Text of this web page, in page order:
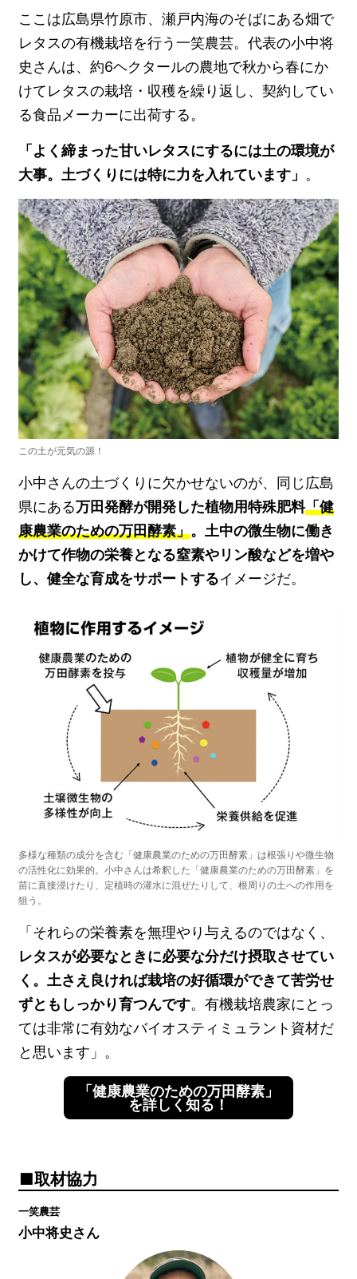
ここは広島県竹原市、瀬戸内海のそばにある畑で
レタスの有機栽培を行う一笑農芸。代表の小中将
史さんは、約6ヘクタールの農地で秋から春にか
けてレタスの栽培・収穫を繰り返し、契約してい
る食品メーカーに出荷する。
「よく締まった甘いレタスにするには土の環境が
大事。土づくりには特に力を入れています」 。
この土が元気の源！
小中さんの土づくりに欠かせないのが、同じ広島
県にある万田発酵が開発した植物用特殊肥料「健
康農業のための万田酵素」。土中の微生物に働き
かけて作物の栄養となる窒素やリン酸などを増や
し、健全な育成をサポートするイメージだ。
多様な種類の成分を含む「健康農業のための万田酵素」は根張りや微生物
の活性化に効果的。小中さんは希釈した「健康農業のための万田酵素」を
苗に直接浸けたり、定植時の灌水に混ぜたりして、根周りの土への作用を
狙う。
「それらの栄養素を無理やり与えるのではなく、
レタスが必要なときに必要な分だけ摂取させてい
く。土さえ良ければ栽培の好循環ができて苦労せ
ずともしっかり育つんです。有機栽培農家にとっ
ては非常に有効なバイオスティミュラント資材だ
と思います」。
「健康農業のための万田酵素」
を詳しく知る！
取材協力
一笑農芸
小中将史さん